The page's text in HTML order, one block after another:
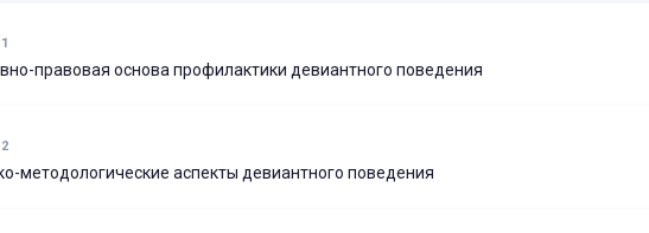
правовая основа профилактики девиантного поведения
методологические аспекты девиантного поведения